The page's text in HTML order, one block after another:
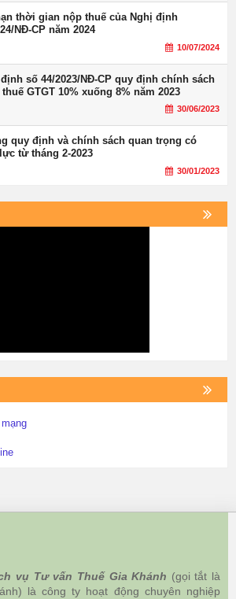
thời gian nộp thuế của Nghị định
NĐ-CP năm 2024
10/07/2024
số 44/2023/NĐ-CP quy định chính sách
GTGT 10% xuống 8% năm 2023
30/06/2023
quy định và chính sách quan trọng có
từ tháng 2-2023
30/01/2023
vụ Tư vấn Thuế Gia Khánh (gọi tắt là
là công ty hoạt động chuyên nghiệp